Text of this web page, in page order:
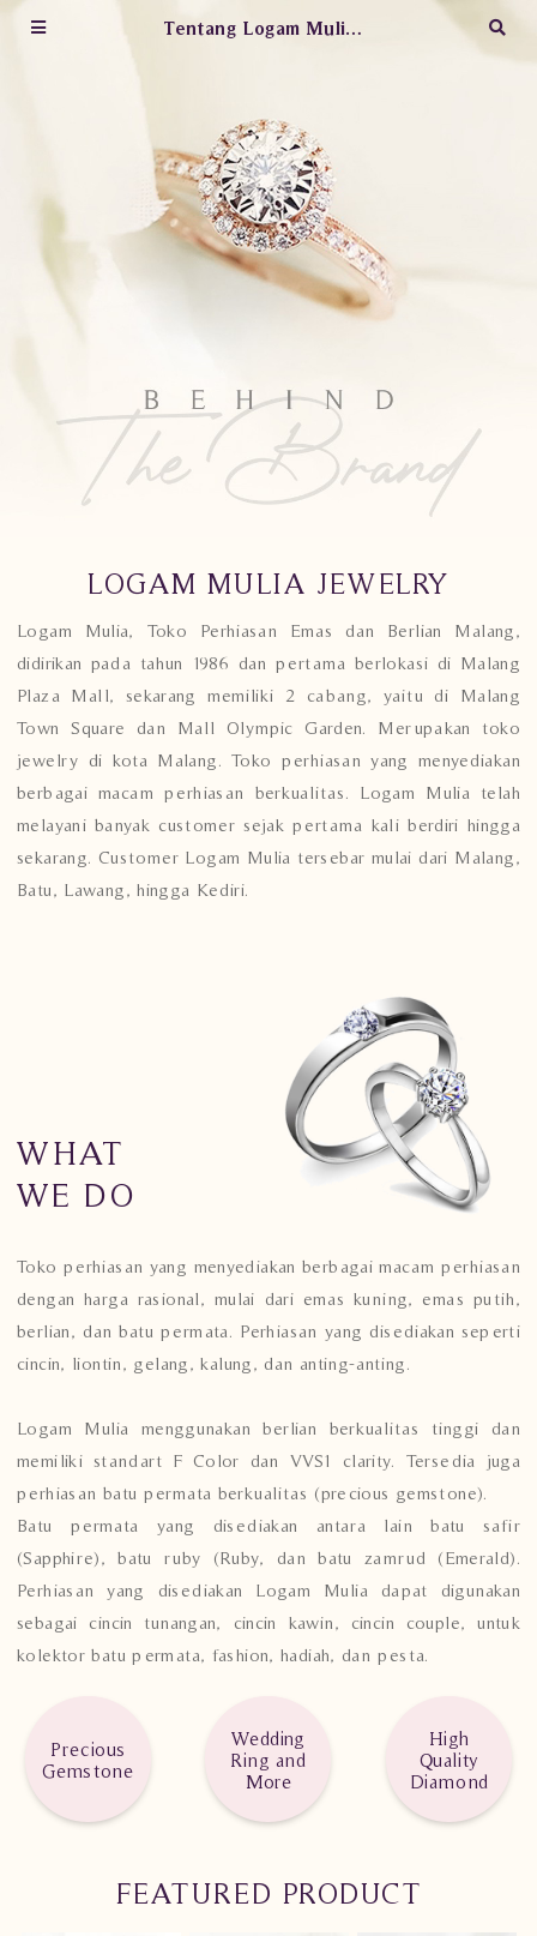
Tentang Logam Mulia Jewelry
LOGAM MULIA JEWELRY
Logam Mulia, Toko Perhiasan Emas dan Berlian Malang,
didirikan pada tahun 1986 dan pertama berlokasi di Malang
Plaza Mall, sekarang memiliki 2 cabang, yaitu di Malang
Town Square dan Mall Olympic Garden. Merupakan toko
jewelry di kota Malang. Toko perhiasan yang menyediakan
berbagai macam perhiasan berkualitas. Logam Mulia telah
melayani banyak customer sejak pertama kali berdiri hingga
sekarang. Customer Logam Mulia tersebar mulai dari Malang,
Batu, Lawang, hingga Kediri.
WHAT
WE DO
Toko perhiasan yang menyediakan berbagai macam perhiasan
dengan harga rasional, mulai dari emas kuning, emas putih,
berlian, dan batu permata. Perhiasan yang disediakan seperti
cincin, liontin, gelang, kalung, dan anting-anting.
Logam Mulia menggunakan berlian berkualitas tinggi dan
memiliki standart F Color dan VVS1 clarity. Tersedia juga
perhiasan batu permata berkualitas (precious gemstone).
Batu permata yang disediakan antara lain batu safir
(Sapphire), batu ruby (Ruby, dan batu zamrud (Emerald).
Perhiasan yang disediakan Logam Mulia dapat digunakan
sebagai cincin tunangan, cincin kawin, cincin couple, untuk
kolektor batu permata, fashion, hadiah, dan pesta.
Precious
Gemstone
Wedding
Ring and
More
High
Quality
Diamond
FEATURED PRODUCT